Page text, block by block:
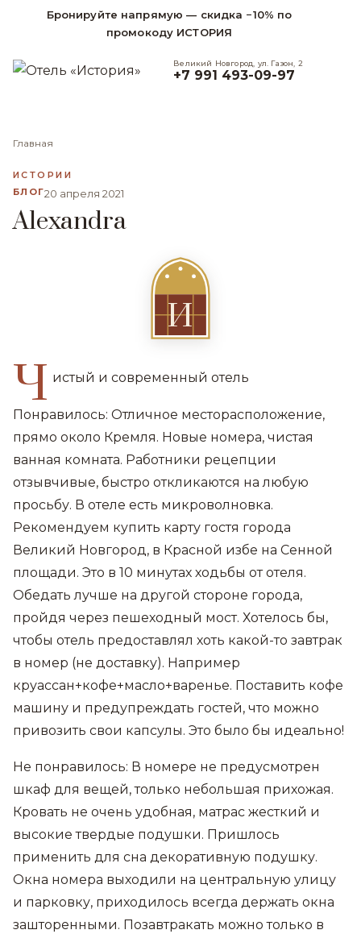
Бронируйте напрямую — скидка −10% по
промокоду ИСТОРИЯ
Великий Новгород, ул. Газон, 2
+7 991 493-09-97
Главная
ИСТОРИИ
БЛОГ20 апреля 2021
Alexandra
И
Ч истый и современный отель
Понравилось: Отличное месторасположение,
прямо около Кремля. Новые номера, чистая
ванная комната. Работники рецепции
отзывчивые, быстро откликаются на любую
просьбу. В отеле есть микроволновка.
Рекомендуем купить карту гостя города
Великий Новгород, в Красной избе на Сенной
площади. Это в 10 минутах ходьбы от отеля.
Обедать лучше на другой стороне города,
пройдя через пешеходный мост. Хотелось бы,
чтобы отель предоставлял хоть какой-то завтрак
в номер (не доставку). Например
круассан+кофе+масло+варенье. Поставить кофе
машину и предупреждать гостей, что можно
привозить свои капсулы. Это было бы идеально!
Не понравилось: В номере не предусмотрен
шкаф для вещей, только небольшая прихожая.
Кровать не очень удобная, матрас жесткий и
высокие твердые подушки. Пришлось
применить для сна декоративную подушку.
Окна номера выходили на центральную улицу
и парковку, приходилось всегда держать окна
зашторенными. Позавтракать можно только в